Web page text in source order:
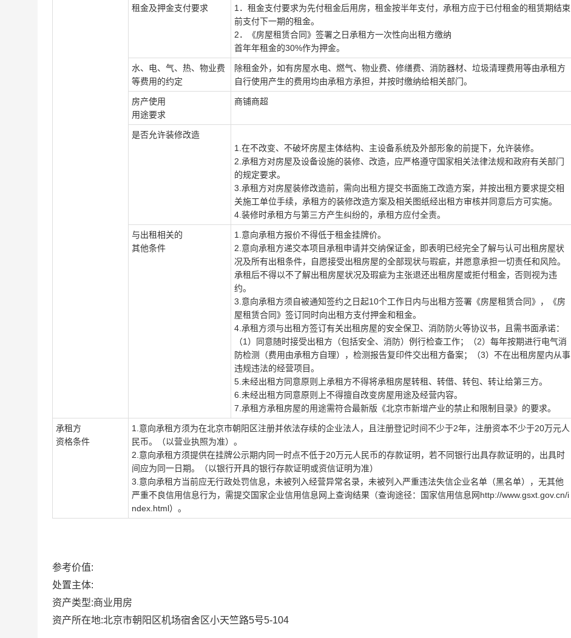
租金及押金支付要求 1．租金支付要求为先付租金后用房，租金按半年支付，承租方应于已付租金的租赁期结束
前支付下一期的租金。
2．《房屋租赁合同》签署之日承租方一次性向出租方缴纳
首年年租金的30%作为押金。
水、电、气、热、物业费
等费用的约定
除租金外，如有房屋水电、燃气、物业费、修缮费、消防器材、垃圾清理费用等由承租方
自行使用产生的费用均由承租方承担，并按时缴纳给相关部门。
房产使用
用途要求
商铺商超
是否允许装修改造
1.在不改变、不破坏房屋主体结构、主设备系统及外部形象的前提下，允许装修。
2.承租方对房屋及设备设施的装修、改造，应严格遵守国家相关法律法规和政府有关部门
的规定要求。
3.承租方对房屋装修改造前，需向出租方提交书面施工改造方案，并按出租方要求提交相
关施工单位手续，承租方的装修改造方案及相关图纸经出租方审核并同意后方可实施。
4.装修时承租方与第三方产生纠纷的，承租方应付全责。
与出租相关的
其他条件
1.意向承租方报价不得低于租金挂牌价。
2 .意向承租方递交本项目承租申请并交纳保证金，即表明已经完全了解与认可出租房屋状
况及所有出租条件，自愿接受出租房屋的全部现状与瑕疵，并愿意承担一切责任和风险。
承租后不得以不了解出租房屋状况及瑕疵为主张退还出租房屋或拒付租金，否则视为违
约。
3 .意向承租方须自被通知签约之日起10个工作日内与出租方签署《房屋租赁合同》，《房
屋租赁合同》签订同时向出租方支付押金和租金。
4 .承租方须与出租方签订有关出租房屋的安全保卫、消防防火等协议书，且需书面承诺：
（1）同意随时接受出租方（包括安全、消防）例行检查工作；（2）每年按期进行电气消
防检测（费用由承租方自理），检测报告复印件交出租方备案；（3）不在出租房屋内从事
违规违法的经营项目。
5 .未经出租方同意原则上承租方不得将承租房屋转租、转借、转包、转让给第三方。
6 .未经出租方同意原则上不得擅自改变房屋用途及经营内容。
7.承租方承租房屋的用途需符合最新版《北京市新增产业的禁止和限制目录》的要求。
承租方
资格条件
1.意向承租方须为在北京市朝阳区注册并依法存续的企业法人，且注册登记时间不少于2年，注册资本不少于20万元人
民币。（以营业执照为准）。
2.意向承租方须提供在挂牌公示期内同一时点不低于20万元人民币的存款证明，若不同银行出具存款证明的，出具时
间应为同一日期。（以银行开具的银行存款证明或资信证明为准）
3 .意向承租方当前应无行政处罚信息，未被列入经营异常名录，未被列入严重违法失信企业名单（黑名单），无其他
严重不良信用信息行为，需提交国家企业信用信息网上查询结果（查询途径：国家信用信息网http://www.gsxt.gov.cn/i
ndex.html）。
参考价值:
处置主体:
资产类型:商业用房
资产所在地:北京市朝阳区机场宿舍区小天竺路5号5-104